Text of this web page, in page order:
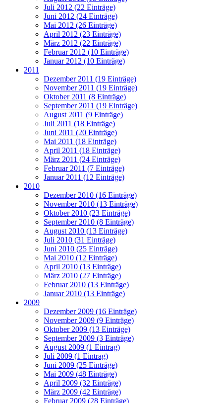
Juli 2012 (22 Einträge)
Juni 2012 (24 Einträge)
Mai 2012 (26 Einträge)
April 2012 (23 Einträge)
März 2012 (22 Einträge)
Februar 2012 (10 Einträge)
Januar 2012 (10 Einträge)
2011
Dezember 2011 (19 Einträge)
November 2011 (19 Einträge)
Oktober 2011 (8 Einträge)
September 2011 (19 Einträge)
August 2011 (9 Einträge)
Juli 2011 (18 Einträge)
Juni 2011 (20 Einträge)
Mai 2011 (18 Einträge)
April 2011 (18 Einträge)
März 2011 (24 Einträge)
Februar 2011 (7 Einträge)
Januar 2011 (12 Einträge)
2010
Dezember 2010 (16 Einträge)
November 2010 (13 Einträge)
Oktober 2010 (23 Einträge)
September 2010 (8 Einträge)
August 2010 (13 Einträge)
Juli 2010 (31 Einträge)
Juni 2010 (25 Einträge)
Mai 2010 (12 Einträge)
April 2010 (13 Einträge)
März 2010 (27 Einträge)
Februar 2010 (13 Einträge)
Januar 2010 (13 Einträge)
2009
Dezember 2009 (16 Einträge)
November 2009 (9 Einträge)
Oktober 2009 (13 Einträge)
September 2009 (3 Einträge)
August 2009 (1 Eintrag)
Juli 2009 (1 Eintrag)
Juni 2009 (25 Einträge)
Mai 2009 (48 Einträge)
April 2009 (32 Einträge)
März 2009 (42 Einträge)
Februar 2009 (28 Einträge)